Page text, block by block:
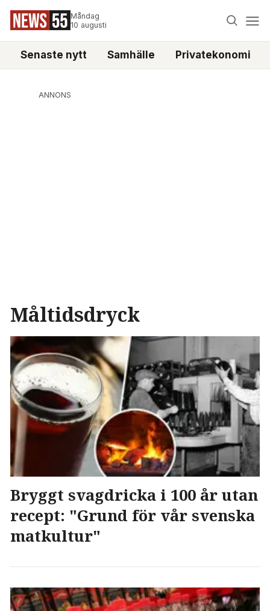
Måndag
10 augusti
Senaste nytt Samhälle Privatekonomi
ANNONS
Måltidsdryck
Bryggt svagdricka i 100 år utan
recept: "Grund för vår svenska
matkultur"